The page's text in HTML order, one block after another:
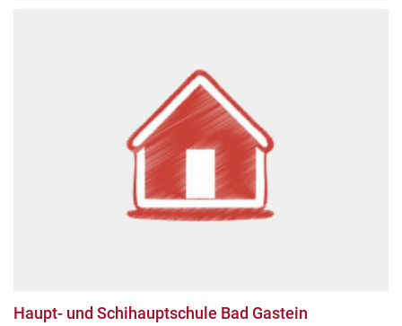
Haupt- und Schihauptschule Bad Gastein